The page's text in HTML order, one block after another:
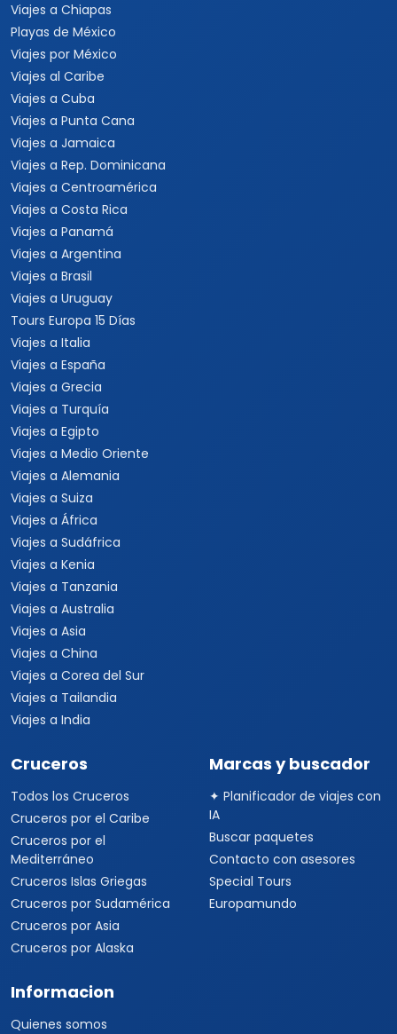
Viajes a Chiapas
Playas de México
Viajes por México
Viajes al Caribe
Viajes a Cuba
Viajes a Punta Cana
Viajes a Jamaica
Viajes a Rep. Dominicana
Viajes a Centroamérica
Viajes a Costa Rica
Viajes a Panamá
Viajes a Argentina
Viajes a Brasil
Viajes a Uruguay
Tours Europa 15 Días
Viajes a Italia
Viajes a España
Viajes a Grecia
Viajes a Turquía
Viajes a Egipto
Viajes a Medio Oriente
Viajes a Alemania
Viajes a Suiza
Viajes a África
Viajes a Sudáfrica
Viajes a Kenia
Viajes a Tanzania
Viajes a Australia
Viajes a Asia
Viajes a China
Viajes a Corea del Sur
Viajes a Tailandia
Viajes a India
Cruceros
Todos los Cruceros
Cruceros por el Caribe
Cruceros por el
Mediterráneo
Cruceros Islas Griegas
Cruceros por Sudamérica
Cruceros por Asia
Cruceros por Alaska
Marcas y buscador
✦ Planificador de viajes con
IA
Buscar paquetes
Contacto con asesores
Special Tours
Europamundo
Informacion
Quienes somos